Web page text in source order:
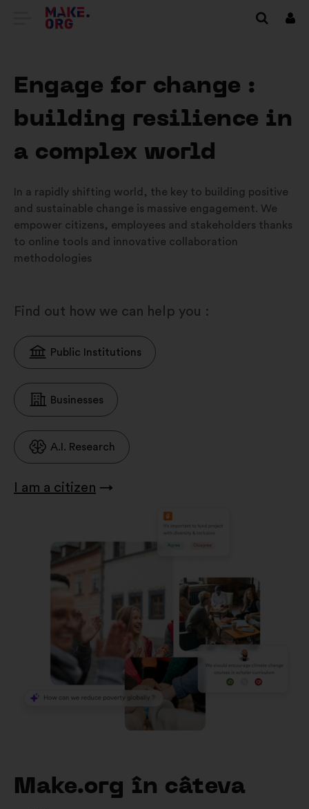
DIRECȚIONARE
PRIMA
PAGINĂ
A
SITE-
MAKE.ORG
Engage for change :
building resilience in
a complex world
In a rapidly shifting world, the key to building positive
and sustainable change is massive engagement. We
empower citizens, employees and stakeholders thanks
to online tools and innovative collaboration
methodologies
Find out how we can help you :
Public Institutions
Businesses
A.I. Research
I am a citizen →
Make.org în câteva